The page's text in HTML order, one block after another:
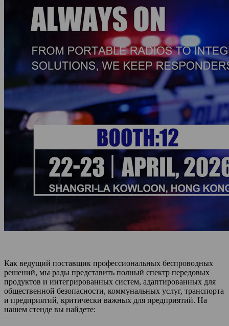
Как ведущий поставщик профессиональных беспроводных
решений, мы рады представить полный спектр передовых
продуктов и интегрированных систем, адаптированных для
общественной безопасности, коммунальных услуг, транспорта
и предприятий, критически важных для предприятий. На
нашем стенде вы найдете: